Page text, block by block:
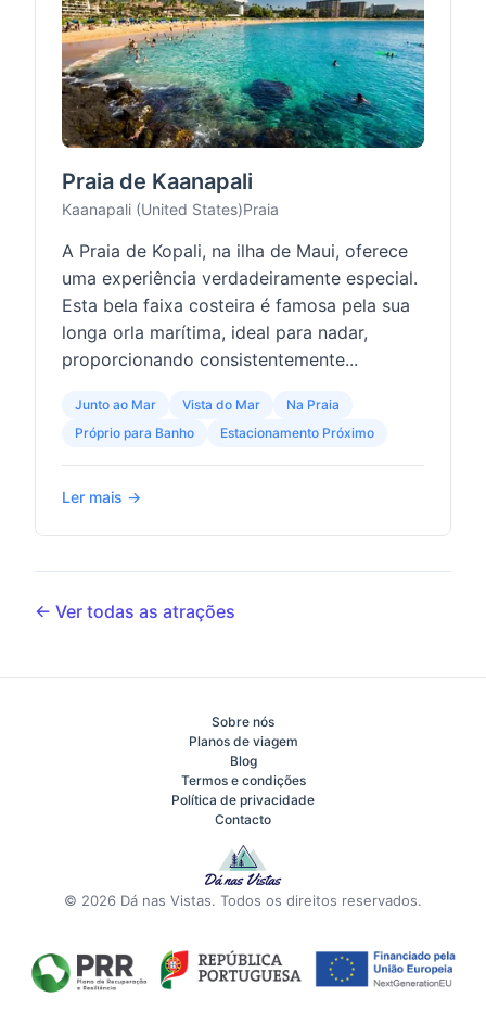
Praia de Kaanapali
Kaanapali (United States)Praia
A Praia de Kopali, na ilha de Maui, oferece
uma experiência verdadeiramente especial.
Esta bela faixa costeira é famosa pela sua
longa orla marítima, ideal para nadar,
proporcionando consistentemente...
Junto ao Mar Vista do Mar
Na Praia
Próprio para Banho
Estacionamento Próximo
Ler mais →
← Ver todas as atrações
Sobre nós
Planos de viagem
Blog
Termos e condições
Política de privacidade
Contacto
© 2026 Dá nas Vistas. Todos os direitos reservados.